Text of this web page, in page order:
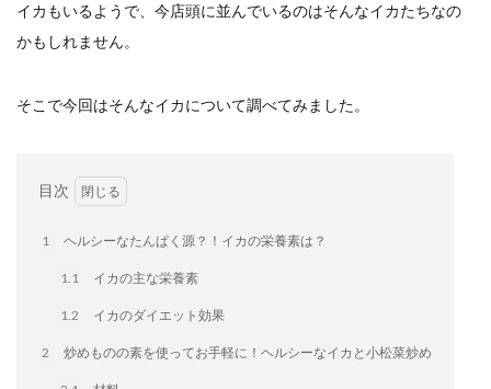
イカもいるようで、今店頭に並んでいるのはそんなイカたちなの
かもしれません。
そこで今回はそんなイカについて調べてみました。
目次
1 ヘルシーなたんぱく源？！イカの栄養素は？
1.1 イカの主な栄養素
1.2 イカのダイエット効果
2 炒めものの素を使ってお手軽に！ヘルシーなイカと小松菜炒め
おうちde街中華コミュニティ
おうちごはん
おでん
お取り寄せ
クリスピーひとくち餃子
クリスマス
スープ
Strategic Cooking Management
Global menu
イートアンドの仕事
アウトドア
アレルギー
アレルゲン
アレンジレシピ
セカンド冷凍庫